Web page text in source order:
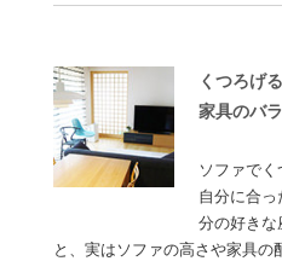
くつろげ
家具のバ
ソファでく
自分に合っ
分の好きな
と、実はソファの高さや家具の